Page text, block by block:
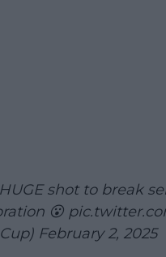
shot to break
😮
February 2, 2025